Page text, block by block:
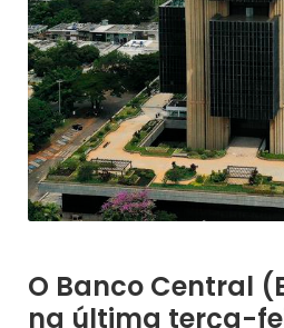
O Banco Central
na última terça-